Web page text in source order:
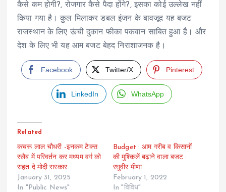
कैसे कम होगी?, रोजगार कैसे पैदा होंगे?, इसका कोई उल्लेख नहीं
किया गया है। कुल मिलाकर डबल इंजन के बावजूद यह बजट
राजस्थान के लिए ऊंची दुकान फीका पकवान साबित हुआ है। और
देश के लिए भी यह आम बजट बेहद निराशाजनक है।
Facebook Twitter/X Pinterest
LinkedIn WhatsApp
Related
कचरू लाल चौधरी -इनकम टैक्स
स्लैब में परिवर्तन कर मध्यम वर्ग को
राहत दे मोदी सरकार
January 31, 2025
In "Public News"
Budget : आम गरीब व किसानों
की मुश्किलें बढ़ाने वाला बजट :
रघुवीर मीणा
February 1, 2022
In "विविध"